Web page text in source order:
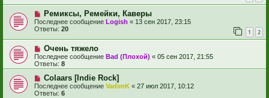
Ремиксы, Ремейки, Каверы
Последнее сообщение Logish « 13 сен 2017, 23:15
Ответы: 20 1 2
Очень тяжело
Последнее сообщение Bad (Плохой) « 05 сен 2017, 21:55
Ответы: 8
Colaars [Indie Rock]
Последнее сообщение VadimK « 27 июл 2017, 10:12
Ответы: 6